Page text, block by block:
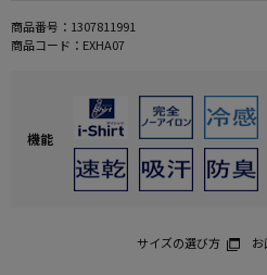
商品番号： 1307811991
商品コード： EXHA07
機能
サイズの選び方